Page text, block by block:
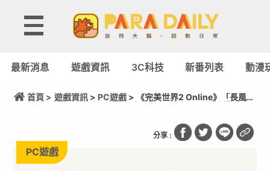
最新消息 遊戲資訊 3C科技 新番列表 動漫
首頁 > 遊戲資訊> PC遊戲> 《完美世界2 Online》「長風破
分享 :
PC遊戲